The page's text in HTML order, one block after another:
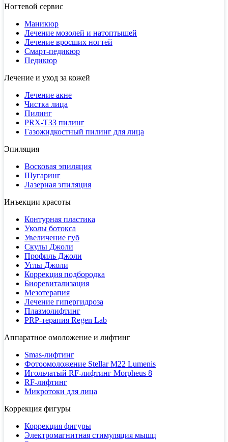
Ногтевой сервис
Маникюр
Лечение мозолей и натоптышей
Лечение вросших ногтей
Смарт-педикюр
Педикюр
Лечение и уход за кожей
Лечение акне
Чистка лица
Пилинг
PRX-T33 пилинг
Газожидкостный пилинг для лица
Эпиляция
Восковая эпиляция
Шугаринг
Лазерная эпиляция
Инъекции красоты
Контурная пластика
Уколы ботокса
Увеличение губ
Скулы Джоли
Профиль Джоли
Углы Джоли
Коррекция подбородка
Биоревитализация
Мезотерапия
Лечение гипергидроза
Плазмолифтинг
PRP-терапия Regen Lab
Аппаратное омоложение и лифтинг
Smas-лифтинг
Фотоомоложение Stellar M22 Lumenis
Игольчатый RF-лифтинг Morpheus 8
RF-лифтинг
Микротоки для лица
Коррекция фигуры
Коррекция фигуры
Электромагнитная стимуляция мышц